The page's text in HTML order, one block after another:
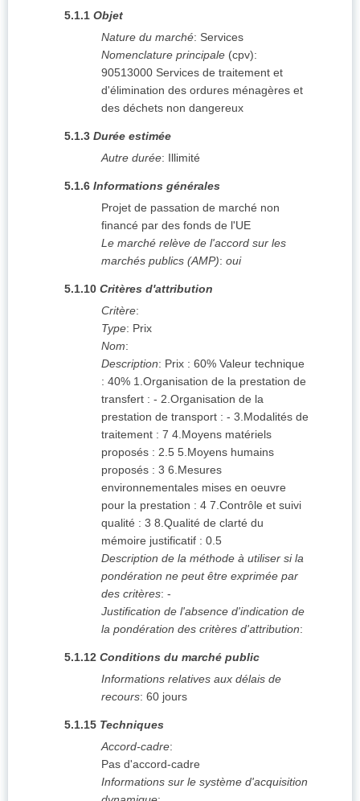
5.1.1 Objet
Nature du marché: Services
Nomenclature principale (cpv):
90513000 Services de traitement et
d'élimination des ordures ménagères et
des déchets non dangereux
5.1.3 Durée estimée
Autre durée: Illimité
5.1.6 Informations générales
Projet de passation de marché non
financé par des fonds de l'UE
Le marché relève de l'accord sur les
marchés publics (AMP): oui
5.1.10 Critères d'attribution
Critère:
Type: Prix
Nom:
Description: Prix : 60% Valeur technique
: 40% 1.Organisation de la prestation de
transfert : - 2.Organisation de la
prestation de transport : - 3.Modalités de
traitement : 7 4.Moyens matériels
proposés : 2.5 5.Moyens humains
proposés : 3 6.Mesures
environnementales mises en oeuvre
pour la prestation : 4 7.Contrôle et suivi
qualité : 3 8.Qualité de clarté du
mémoire justificatif : 0.5
Description de la méthode à utiliser si la
pondération ne peut être exprimée par
des critères: -
Justification de l'absence d'indication de
la pondération des critères d'attribution:
5.1.12 Conditions du marché public
Informations relatives aux délais de
recours: 60 jours
5.1.15 Techniques
Accord-cadre:
Pas d'accord-cadre
Informations sur le système d'acquisition